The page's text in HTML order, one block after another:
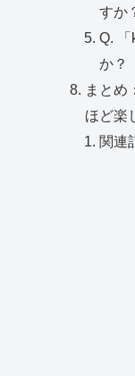
すか
Q.
か？
まとめ
ほど楽
関連